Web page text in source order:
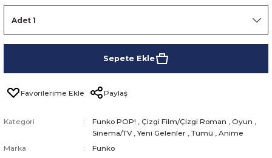
Sepete Ekle
Paylaş
Kategori Funko POP! , Çizgi Film/Çizgi Roman , Oyun ,
Sinema/TV ,Yeni Gelenler , Tümü , Anime
Marka
Funko